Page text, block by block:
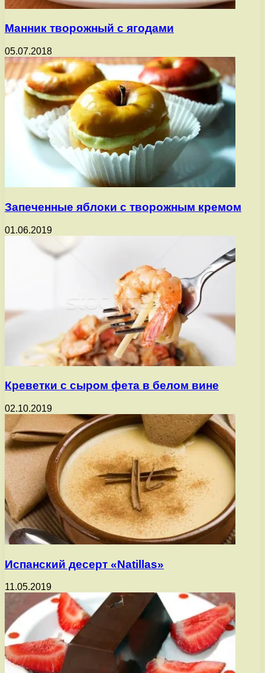
Манник творожный с ягодами
05.07.2018
Запеченные яблоки с творожным кремом
01.06.2019
Креветки с сыром фета в белом вине
02.10.2019
Испанский десерт «Natillas»
11.05.2019